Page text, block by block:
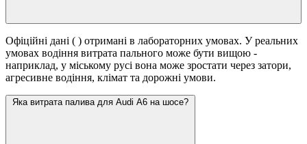
Офіційні дані ( ) отримані в лабораторних умовах. У реальних
умовах водіння витрата пального може бути вищою -
наприклад, у міському русі вона може зростати через затори,
агресивне водіння, клімат та дорожні умови.
Яка витрата палива для Audi A6 на шосе?